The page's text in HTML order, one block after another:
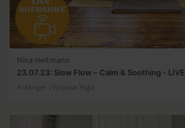
Nina Heitmann
23.07.23: Slow Flow – Calm & Soothing - LIVE
Anfänger | Vinyasa Yoga